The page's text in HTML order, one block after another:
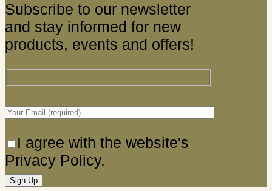
Subscribe to our newsletter
and stay informed for new
products, events and offers!
I agree with the website's
Privacy Policy.